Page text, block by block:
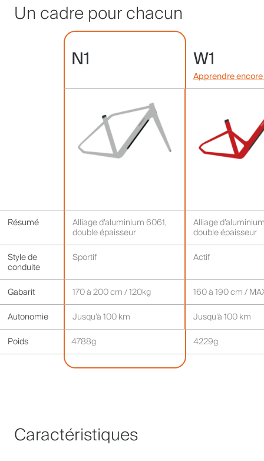
Un cadre pour chacun
N1
W1
Apprendre
Résumé
Alliage d’aluminium 6061,
double épaisseur
Alliage
double épaisseur
Style de
conduite
Sportif Actif
Gabarit 170 à 200 cm / 120kg
160 à 190 cm /
Autonomie
Jusqu’à 100 km
Jusqu’à 100 km
Poids
4788g 4229g
Caractéristiques